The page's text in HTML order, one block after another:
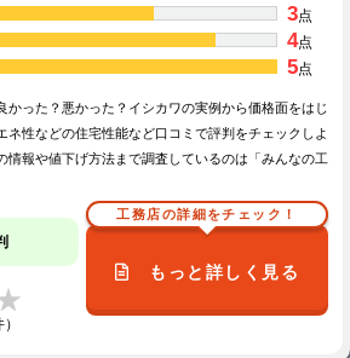
3点
4点
5点
かった？悪かった？イシカワの実例から価格面をはじ
ネ性などの住宅性能など口コミで評判をチェックしよ
情報や値下げ方法まで調査しているのは「みんなの工
工務店の詳細をチェック！
もっと詳しく見る